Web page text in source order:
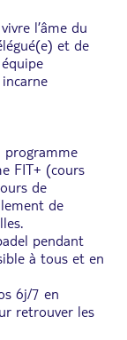
l’âme du
et de
programme
FIT+ (cours
de
de
pendant
à tous et en
6j/7 en
retrouver les